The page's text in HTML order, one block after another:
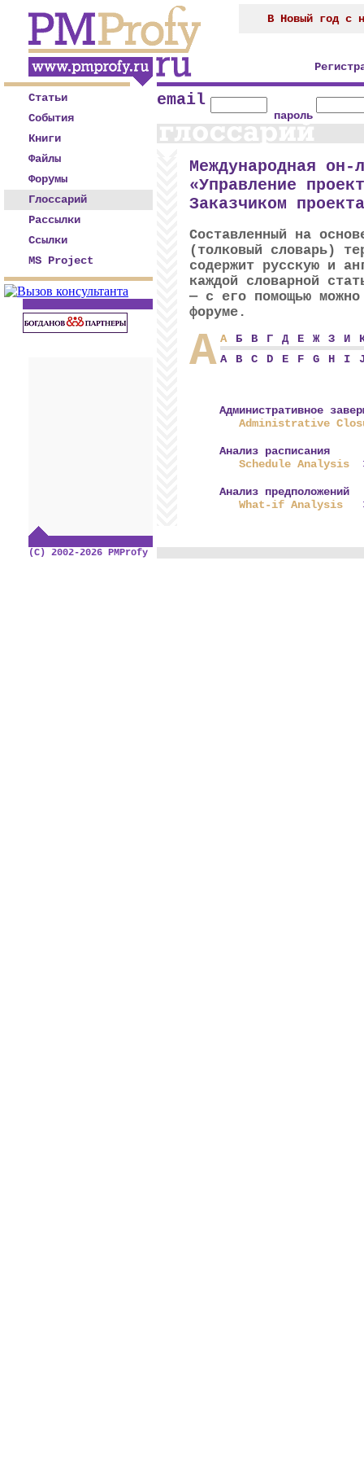
В Новый год с
Статьи
События
Книги
Файлы
Форумы
Глоссарий
Рассылки
Ссылки
MS Project
email
пароль
Международная он-
«Управление
Заказчиком
Составленный на
(толковый словарь)
содержит русскую и
каждой словарной
— с его помощью можно
форуме.
А А Б В Г Д Е Ж З И
A
B C D E F G H I
Административное
Administrative
Анализ расписания
Schedule Analysis
Анализ предположений
What-if Analysis
(C) 2002-2026 PMProfy